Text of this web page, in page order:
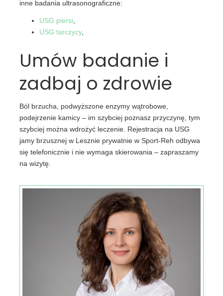
inne badania ultrasonograficzne:
USG piersi
USG tarczycy,
Umów badanie i
zadbaj o zdrowie
Ból brzucha, podwyższone enzymy wątrobowe,
podejrzenie kamicy – im szybciej poznasz przyczynę, tym
szybciej można wdrożyć leczenie. Rejestracja na USG
jamy brzusznej w Lesznie prywatnie w Sport-Reh odbywa
się telefonicznie i nie wymaga skierowania – zapraszamy
na wizytę.